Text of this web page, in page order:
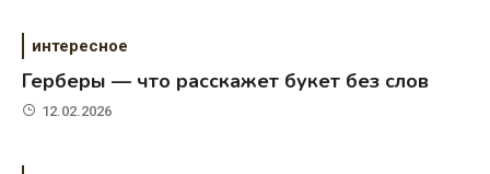
интересное
Герберы — что расскажет букет без слов
12.02.2026